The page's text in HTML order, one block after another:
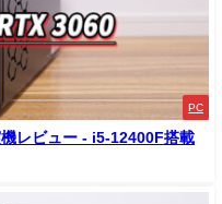
PC
レビュー - i5-12400F搭載